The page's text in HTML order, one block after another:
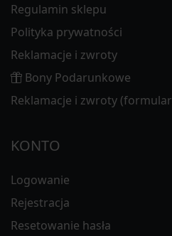
Regulamin sklepu
Polityka prywatności
Reklamacje i zwroty
Bony Podarunkowe
Reklamacje i zwroty
KONTO
Logowanie
Rejestracja
Resetowanie hasła